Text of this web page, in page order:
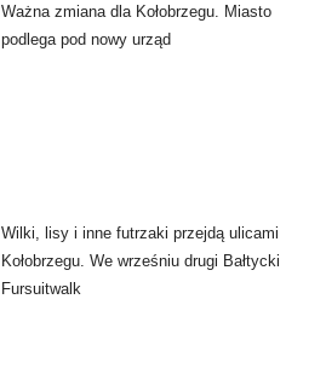
Ważna zmiana dla Kołobrzegu. Miasto
podlega pod nowy urząd
Wilki, lisy i inne futrzaki przejdą ulicami
Kołobrzegu. We wrześniu drugi Bałtycki
Fursuitwalk